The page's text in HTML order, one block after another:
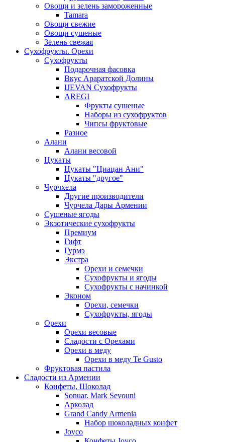
Овощи и зелень замороженные
Tamara
Овощи свежие
Овощи сушеные
Зелень свежая
Сухофрукты. Орехи
Сухофрукты
Подарочная фасовка
Вкус Араратской Долины
IJEVAN Сухофрукты
AREGI
Фрукты сушеные
Наборы из сухофруктов
Чипсы фруктовые
Разное
Алани
Алани весовой
Цукаты
Цукаты "Циацан Ани"
Цукаты "другое"
Чурчхела
Другие производители
Чурчела Дары Армении
Сушеные ягоды
Экзотические сухофрукты
Премиум
Гифт
Гурмэ
Экстра
Орехи и семечки
Сухофрукты и ягоды
Сухофрукты с начинкой
Эконом
Орехи, семечки
Сухофрукты, ягоды
Орехи
Орехи весовые
Сладости с Орехами
Орехи в меду
Орехи в меду Te Gusto
Фруктовая пастила
Сладости из Армении
Конфеты, Шоколад
Sonuar. Mark Sevouni
Арколад
Grand Candy Armenia
Набор шоколадных конфет
Joyco